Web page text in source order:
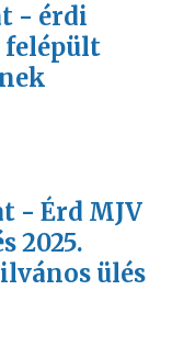
- érdi
felépült
- Érd MJV
2025.
ülés